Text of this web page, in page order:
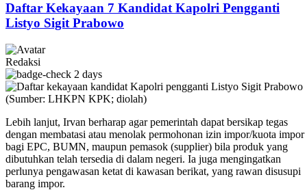
Daftar Kekayaan 7 Kandidat Kapolri Pengganti
Listyo Sigit Prabowo
Redaksi
2 days
Lebih lanjut, Irvan berharap agar pemerintah dapat bersikap tegas
dengan membatasi atau menolak permohonan izin impor/kuota impor
bagi EPC, BUMN, maupun pemasok (supplier) bila produk yang
dibutuhkan telah tersedia di dalam negeri. Ia juga mengingatkan
perlunya pengawasan ketat di kawasan berikat, yang rawan disusupi
barang impor.